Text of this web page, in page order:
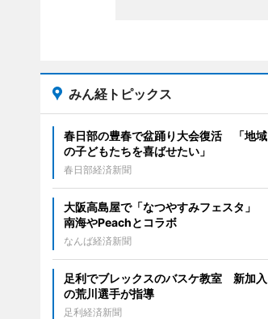
みん経トピックス
春日部の豊春で盆踊り大会復活 「地域
の子どもたちを喜ばせたい」
春日部経済新聞
大阪高島屋で「なつやすみフェスタ」
南海やPeachとコラボ
なんば経済新聞
足利でブレックスのバスケ教室 新加入
の荒川選手が指導
足利経済新聞